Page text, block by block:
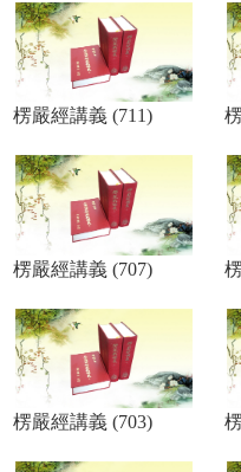
楞嚴經講義 (711)
楞嚴經講義 (707)
楞嚴經講義 (703)